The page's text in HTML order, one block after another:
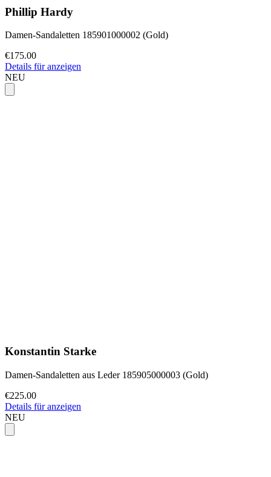
Phillip Hardy
Damen-Sandaletten 185901000002 (Gold)
€175.00
Details für anzeigen
NEU
Konstantin Starke
Damen-Sandaletten aus Leder 185905000003 (Gold)
€225.00
Details für anzeigen
NEU